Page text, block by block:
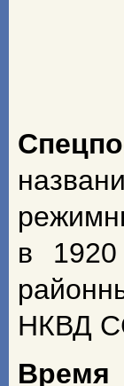
в 1920
НКВД
Время